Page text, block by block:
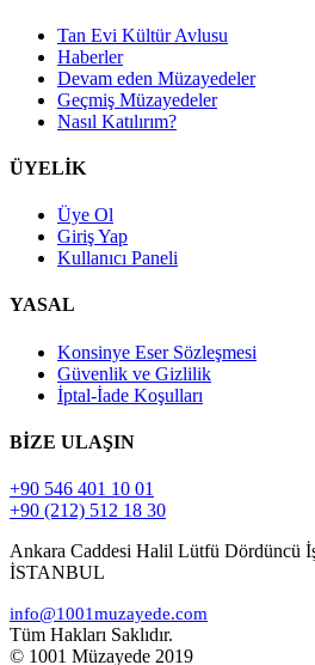
Tan Evi Kültür Avlusu
Haberler
Devam eden Müzayedeler
Geçmiş Müzayedeler
Nasıl Katılırım?
ÜYELİK
Üye Ol
Giriş Yap
Kullanıcı Paneli
YASAL
Konsinye Eser Sözleşmesi
Güvenlik ve Gizlilik
İptal-İade Koşulları
BİZE ULAŞIN
+90 546 401 10 01
+90 (212) 512 18 30
Ankara Caddesi Halil Lütfü Dördüncü
İSTANBUL
info@1001muzayede.com
Tüm Hakları Saklıdır.
© 1001 Müzayede 2019